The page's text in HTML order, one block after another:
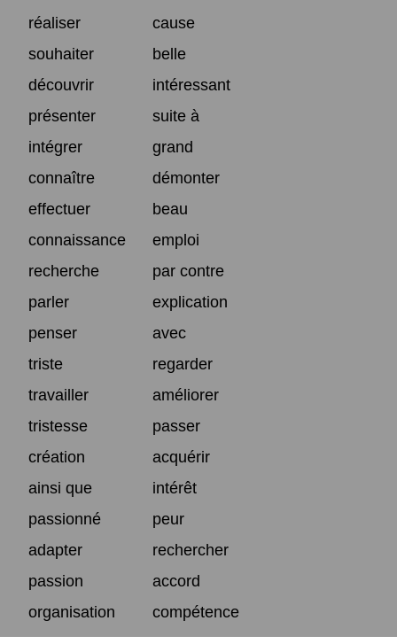
réaliser
cause
souhaiter
belle
découvrir
intéressant
présenter
suite à
intégrer
grand
connaître
démonter
effectuer
beau
connaissance
emploi
recherche
par contre
parler
explication
penser
avec
triste
regarder
travailler
améliorer
tristesse
passer
création
acquérir
ainsi que
intérêt
passionné
peur
adapter
rechercher
passion
accord
organisation
compétence